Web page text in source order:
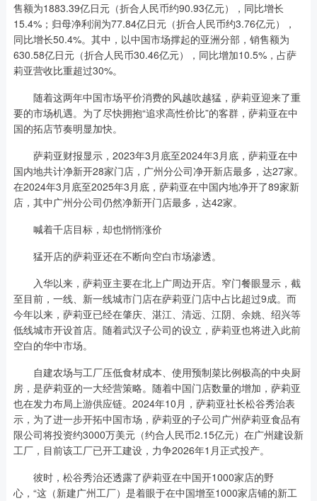
售额为1883.39亿日元（折合人民币约90.93亿元），同比增长
15.4%；归母净利润为77.84亿日元（折合人民币约3.76亿元），
同比增长50.4%。其中，以中国市场撑起的亚洲分部，销售额为
630.58亿日元（折合人民币30.46亿元），同比增加10.5%，占萨
莉亚营收比重超过30%。
随着这两年中国市场平价消费的风越吹越猛，萨莉亚迎来了重
要的市场机遇。为了尽快拥抱“追求高性价比”的客群，萨莉亚在中
国的拓店节奏明显加快。
萨莉亚财报显示，2023年3月底至2024年3月底，萨莉亚在中
国内地共计净新开28家门店，广州分公司净开新店最多，达27家。
在2024年3月底至2025年3月底，萨莉亚在中国内地净开了89家新
店，其中广州分公司仍然净新开门店最多，达42家。
喊着千店目标，却也悄悄涨价
猛开店的萨莉亚还在不断向空白市场渗透。
入华以来，萨莉亚主要在北上广周边开店。窄门餐眼显示，截
至目前，一线、新一线城市门店在萨莉亚门店中占比超过9成。而
今年以来，萨莉亚已经在肇庆、湛江、清远、江阴、余姚、绍兴等
低线城市开设首店。随着武汉子公司的设立，萨莉亚也将进入此前
空白的华中市场。
自建农场与工厂压低食材成本、使用预制菜比例极高的中央厨
房，是萨莉亚的一大经营策略。随着中国门店数量的增加，萨莉亚
也在发力布局上游供应链。2024年10月，萨莉亚社长松谷秀治表
示，为了进一步开拓中国市场，萨莉亚的子公司广州萨莉亚食品有
限公司将投资约3000万美元（约合人民币2.15亿元）在广州建设新
工厂，目前该工厂已开工建设，力争2026年1月正式投产。
彼时，松谷秀治还透露了萨莉亚在中国开1000家店的野
心，“这（新建广州工厂）是着眼于在中国增至1000家店铺的新工